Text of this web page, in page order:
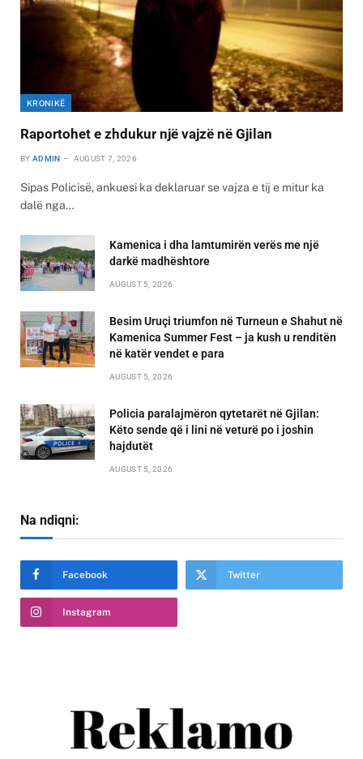
KRONIKË
Raportohet e zhdukur një vajzë në Gjilan
BY ADMIN AUGUST 7, 2026
Sipas Policisë, ankuesi ka deklaruar se vajza e tij e mitur ka
dalë nga…
Kamenica i dha lamtumirën verës me një
darkë madhështore
AUGUST 5, 2026
Besim Uruçi triumfon në Turneun e Shahut në
Kamenica Summer Fest – ja kush u renditën
në katër vendet e para
AUGUST 5, 2026
Policia paralajmëron qytetarët në Gjilan:
Këto sende që i lini në veturë po i joshin
hajdutët
AUGUST 5, 2026
Na ndiqni:
Facebook Twitter
Instagram